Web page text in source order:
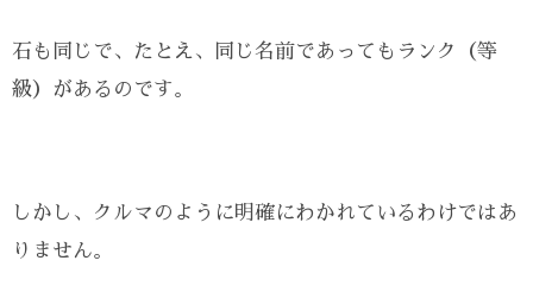
石も同じで、たとえ、同じ名前であってもランク（等
級）があるのです。
しかし、クルマのように明確にわかれているわけではあ
りません。